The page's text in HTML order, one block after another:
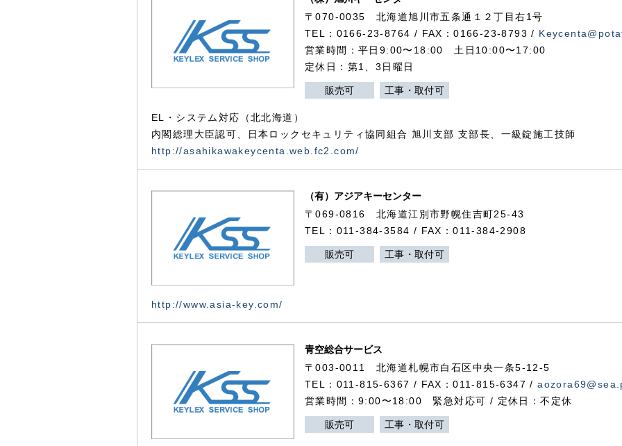
〒070-0035 北海道旭川市五条通１２丁目右1号
TEL：0166-23-8764 / FAX：0166-23-8793 /
営業時間：平日9:00〜18:00 土日10:00〜17:00
定休日：第1、3日曜日
販売可 工事・取付可
EL・システム対応（北北海道）
内閣総理大臣認可、日本ロックセキュリティ協同組合 旭川支部 支部長、一級錠施工技師
http://asahikawakeycenta.web.fc2.com/
（有）アジアキーセンター
〒069-0816 北海道江別市野幌住吉町25-43
TEL：011-384-3584 / FAX：011-384-2908
販売可 工事・取付可
http://www.asia-key.com/
青空総合サービス
〒003-0011 北海道札幌市白石区中央一条5-12-5
TEL：011-815-6367 / FAX：011-815-6347 /
営業時間：9:00〜18:00 緊急対応可 / 定休日：不定休
販売可 工事・取付可